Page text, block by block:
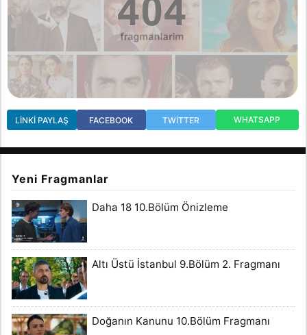
LINKI PAYLAŞ FACEBOOK TWITTER WHATSAPP
Yeni Fragmanlar
Daha 18 10.Bölüm Önizleme
Altı Üstü İstanbul 9.Bölüm 2. Fragmanı
Doğanın Kanunu 10.Bölüm Fragmanı